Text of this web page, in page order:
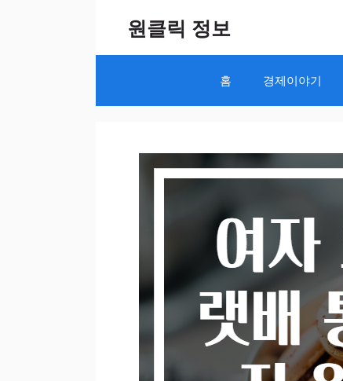
원클릭 정보
홈 경제이야기